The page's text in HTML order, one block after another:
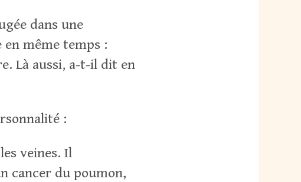
dans une
même temps :
Là aussi, a-t-il dit en
:
veines. Il
cancer du poumon,